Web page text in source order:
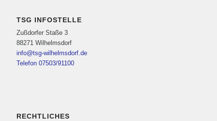
TSG INFOSTELLE
Zußdorfer Staße 3
88271 Wilhelmsdorf
info@tsg-wilhelmsdorf.de
Telefon 07503/91100
RECHTLICHES